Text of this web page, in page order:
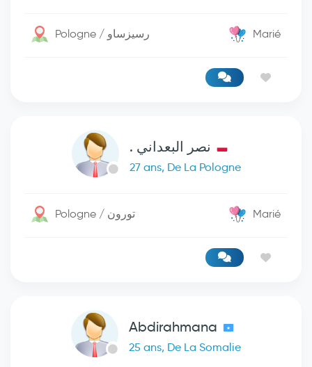
Pologne / رسيزساو Marié
نصر البعداني .
27 ans, De La Pologne
Pologne / تورون Marié
Abdirahmana
25 ans, De La Somalie